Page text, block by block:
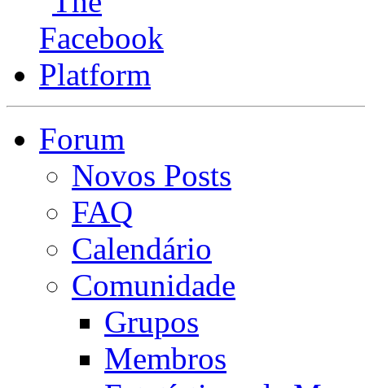
Forum
Novos Posts
FAQ
Calendário
Comunidade
Grupos
Membros